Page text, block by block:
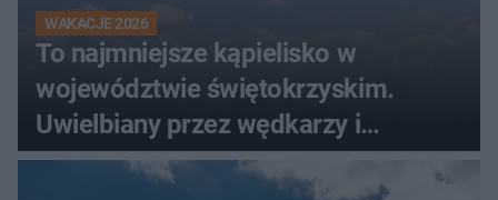
WAKACJE 2026
To najmniejsze kąpielisko w
województwie świętokrzyskim.
Uwielbiany przez wędkarzy i
turystów